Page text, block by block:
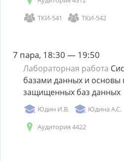
ТКИ-541
ТКИ-542
7 пара, 18:30 — 19:50
Лабораторная работа
базами данных и основы
защищенных баз данных
Юдин И.В.
Юдина А.С.
Аудитория 4422